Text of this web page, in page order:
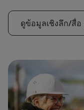
ดูข้อมูลเชิงลึก/สื่อ